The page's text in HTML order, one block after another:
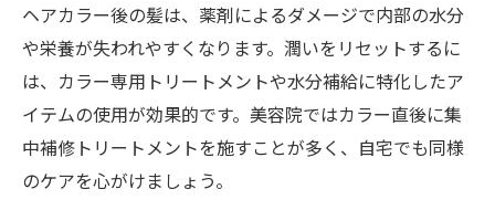
ヘアカラー後の髪は、薬剤によるダメージで内部の水分
や栄養が失われやすくなります。潤いをリセットするに
は、カラー専用トリートメントや水分補給に特化したア
イテムの使用が効果的です。美容院ではカラー直後に集
中補修トリートメントを施すことが多く、自宅でも同様
のケアを心がけましょう。